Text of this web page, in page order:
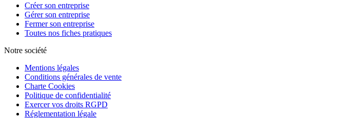
Créer son entreprise
Gérer son entreprise
Fermer son entreprise
Toutes nos fiches pratiques
Notre société
Mentions légales
Conditions générales de vente
Charte Cookies
Politique de confidentialité
Exercer vos droits RGPD
Réglementation légale